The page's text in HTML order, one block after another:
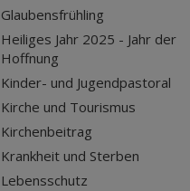
Glaubensfrühling
Heiliges Jahr 2025 - Jahr der
Hoffnung
Kinder- und Jugendpastoral
Kirche und Tourismus
Kirchenbeitrag
Krankheit und Sterben
Lebensschutz